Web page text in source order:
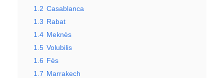
1.2 Casablanca
1.3 Rabat
1.4 Meknès
1.5 Volubilis
1.6 Fès
1.7 Marrakech